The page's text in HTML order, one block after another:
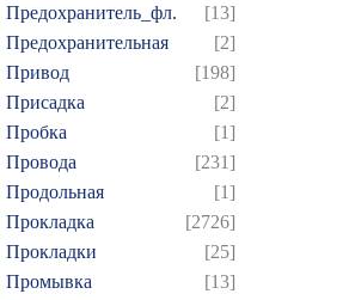
Предохранитель_фл.
[13]
Предохранительная
[2]
Привод
[198]
Присадка
[2]
Пробка
[1]
Провода
[231]
Продольная
[1]
Прокладка
[2726]
Прокладки
[25]
Промывка
[13]